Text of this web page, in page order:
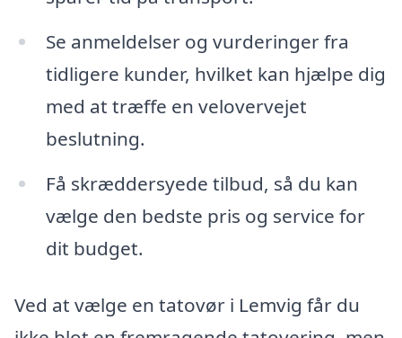
Se anmeldelser og vurderinger fra
tidligere kunder, hvilket kan hjælpe dig
med at træffe en velovervejet
beslutning.
Få skræddersyede tilbud, så du kan
vælge den bedste pris og service for
dit budget.
Ved at vælge en tatovør i Lemvig får du